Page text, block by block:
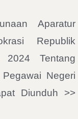
Aparatur
Republik
Tentang
Negeri
Diunduh >>